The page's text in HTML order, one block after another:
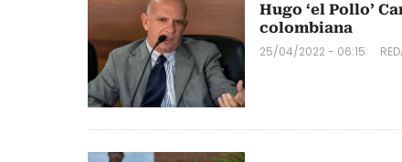
Hugo ‘el Pollo’
colombiana
25/04/2022 - 06:15